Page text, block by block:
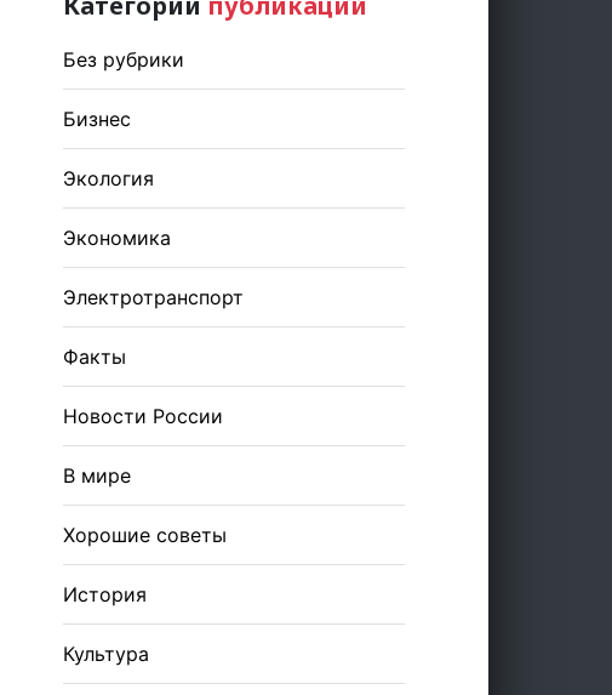
Без рубрики
Бизнес
Экология
Экономика
Электротранспорт
Факты
Новости России
В мире
Хорошие советы
История
Культура